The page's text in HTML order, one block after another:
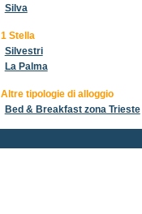
Silva
1 Stella
Silvestri
La Palma
Altre tipologie di alloggio
Bed & Breakfast zona Trieste